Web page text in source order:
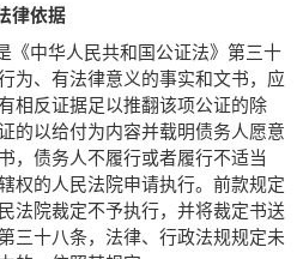
律依据
中华人民共和国公证法》第三十
、有法律意义的事实和文书，应
相反证据足以推翻该项公证的除
以给付为内容并载明债务人愿意
，债务人不履行或者履行不适当
权的人民法院申请执行。前款规定
法院裁定不予执行，并将裁定书送
三十八条，法律、行政法规规定未